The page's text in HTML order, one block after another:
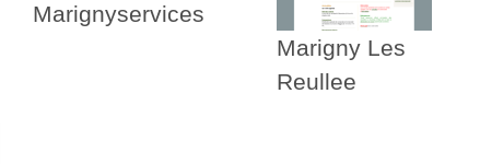
Marignyservices
Marigny Les
Reullee